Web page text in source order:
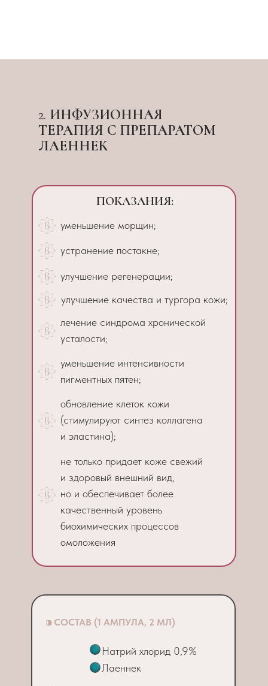
2. ИНФУЗИОННАЯ
ТЕРАПИЯ С ПРЕПАРАТОМ
ЛАЕННЕК
ПОКАЗАНИЯ:
лечение синдрома хронической
усталости;
уменьшение интенсивности
пигментных пятен;
уменьшение морщин;
устранение постакне;
улучшение качества и тургора кожи;
не только придает коже свежий
и здоровый внешний вид,
но и обеспечивает более
качественный уровень
биохимических процессов
омоложения
улучшение регенерации;
обновление клеток кожи
(стимулируют синтез коллагена
и эластина);
Натрий хлорид 0,9%
СОСТАВ (1 АМПУЛА, 2 МЛ)
⁍
Лаеннек